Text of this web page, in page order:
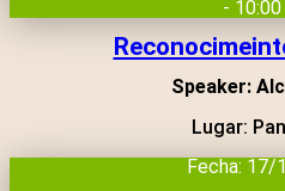
-
Speaker:
Lugar:
Fecha: 17/